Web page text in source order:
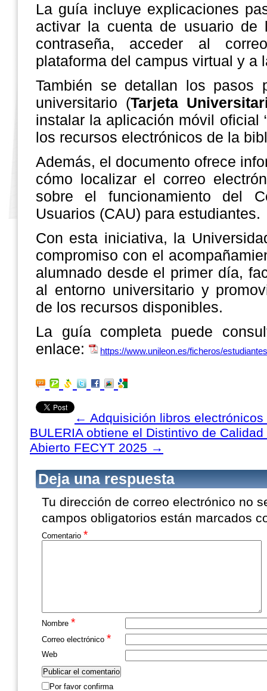
La guía incluye explicaciones
activar la cuenta de usuario
contraseña, acceder al
plataforma del campus virtual y a
También se detallan los pasos
universitario (Tarjeta
instalar la aplicación móvil oficial
los recursos electrónicos de la
Además, el documento ofrece
cómo localizar el correo
sobre el funcionamiento del
Usuarios (CAU) para estudiantes.
Con esta iniciativa, la
compromiso con el
alumnado desde el primer día,
al entorno universitario y
de los recursos disponibles.
La guía completa puede
enlace:
https://www.unileon.es/ficheros/
← Adquisición libros electrónicos
BULERIA obtiene el Distintivo de
Abierto FECYT 2025 →
Deja una respuesta
Tu dirección de correo electrónico no
campos obligatorios están marcados
Comentario *
Nombre *
Correo electrónico *
Web
Por favor confirma